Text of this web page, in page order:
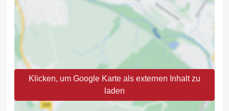
Klicken, um Google Karte als externen Inhalt zu
laden